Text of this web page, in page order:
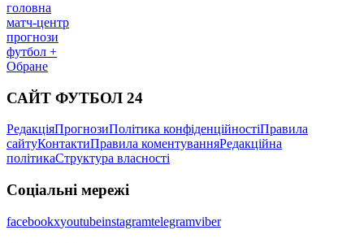
головна
матч-центр
прогнози
футбол +
Обране
САЙТ ФУТБОЛ 24
РедакціяПрогнозиПолітика конфіденційностіПравила
сайтуКонтактиПравила коментуванняРедакційна
політикаСтруктура власності
Соціальні мережі
facebookxyoutubeinstagramtelegramviber